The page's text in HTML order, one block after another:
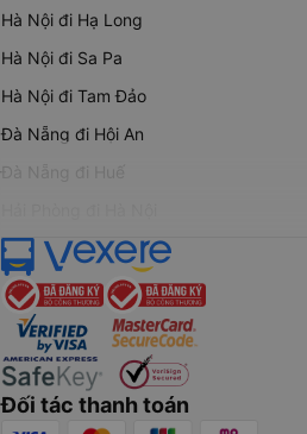
Hà Nội đi Hạ Long
Hà Nội đi Sa Pa
Hà Nội đi Tam Đảo
Đà Nẵng đi Hội An
Đà Nẵng đi Huế
Đối tác thanh toán